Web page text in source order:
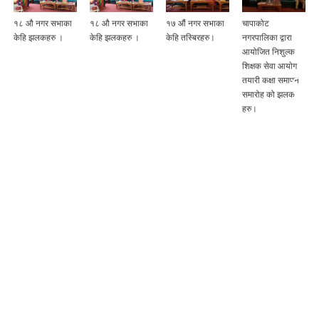
१८ औ नगर सभाका
केहि झलकहरु ।
१८ औ नगर सभाका
केहि झलकहरु ।
१७ औं नगर सभाका
केहि तस्बिरहरु।
चापाकोट
नगरपालिका द्वारा
आयोजित निशुल्क
शिक्षक सेवा आयाेग
तयारी कक्षा समापन
समारोह को झलक
हरु।